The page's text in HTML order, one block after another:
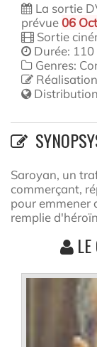
La sortie
prévue06
Sortie
Durée:
Genres:
Saroyan, un
commerçant,
pour emmener
remplie